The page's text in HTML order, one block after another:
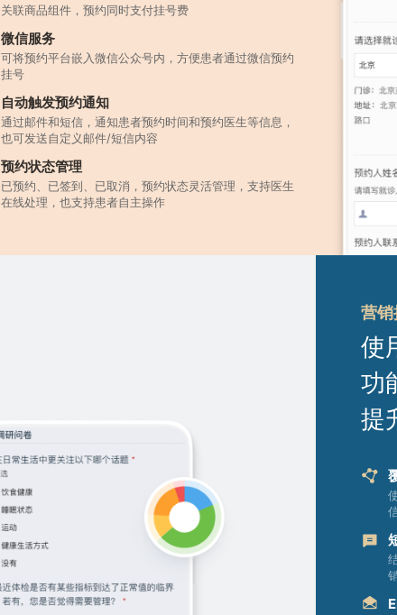
关联商品组件，预约同时支付挂号费
微信服务
可将预约平台嵌入微信公众号内，方便患者通过微信预约
挂号
自动触发预约通知
通过邮件和短信，通知患者预约时间和预约医生等信息，
也可发送自定义邮件/短信内容
预约状态管理
已预约、已签到、已取消，预约状态灵活管理，支持医生
在线处理，也支持患者自主操作
营
使
功
提